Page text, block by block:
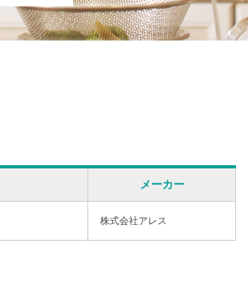
メーカー
株式会社アレス